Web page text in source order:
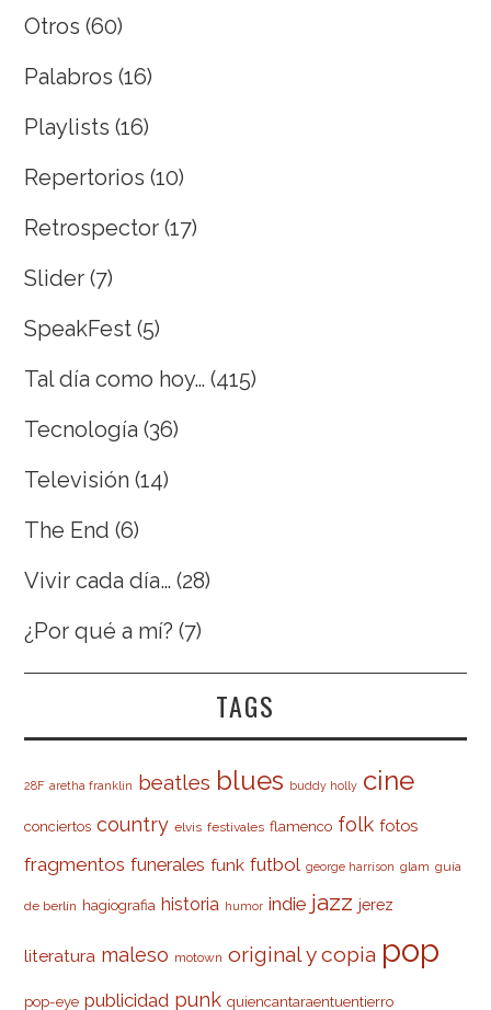
Otros (60)
Palabros (16)
Playlists (16)
Repertorios (10)
Retrospector (17)
Slider (7)
SpeakFest (5)
Tal día como hoy… (415)
Tecnología (36)
Televisión (14)
The End (6)
Vivir cada día… (28)
¿Por qué a mí? (7)
TAGS
28F aretha franklin beatles blues buddy holly cine
conciertos country elvis festivales flamenco folk fotos
fragmentos funerales funk futbol george harrison glam guía
de berlín hagiografia historia humor indie jazz jerez
literatura maleso motown original y copia pop
pop-eye publicidad punk quiencantaraentuentierro